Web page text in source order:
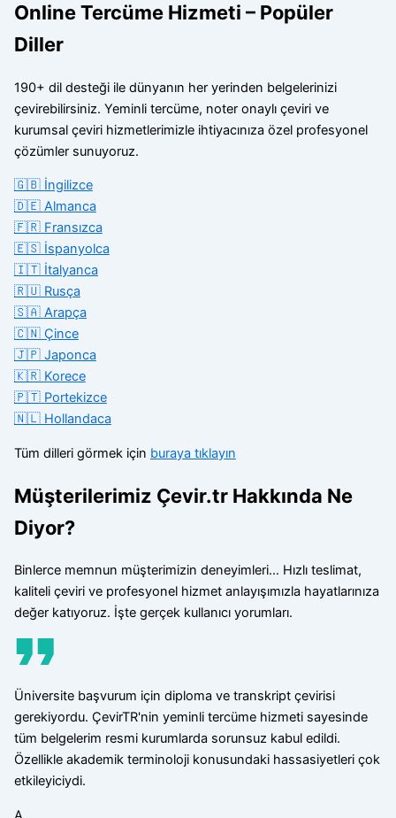
Online Tercüme Hizmeti – Popüler
Diller
190+ dil desteği ile dünyanın her yerinden belgelerinizi
çevirebilirsiniz. Yeminli tercüme, noter onaylı çeviri ve
kurumsal çeviri hizmetlerimizle ihtiyacınıza özel profesyonel
çözümler sunuyoruz.
🇬🇧 İngilizce
🇩🇪 Almanca
🇫🇷 Fransızca
🇪🇸 İspanyolca
🇮🇹 İtalyanca
🇷🇺 Rusça
🇸🇦 Arapça
🇨🇳 Çince
🇯🇵 Japonca
🇰🇷 Korece
🇵🇹 Portekizce
🇳🇱 Hollandaca
Tüm dilleri görmek için buraya tıklayın
Müşterilerimiz Çevir.tr Hakkında Ne
Diyor?
Binlerce memnun müşterimizin deneyimleri… Hızlı teslimat,
kaliteli çeviri ve profesyonel hizmet anlayışımızla hayatlarınıza
değer katıyoruz. İşte gerçek kullanıcı yorumları.
Üniversite başvurum için diploma ve transkript çevirisi
gerekiyordu. ÇevirTR'nin yeminli tercüme hizmeti sayesinde
tüm belgelerim resmi kurumlarda sorunsuz kabul edildi.
Özellikle akademik terminoloji konusundaki hassasiyetleri çok
etkileyiciydi.